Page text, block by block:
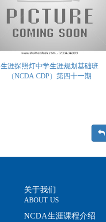
生涯探照灯中学生涯规划基础班
（NCDA CDP）第四十一期
关于我们
ABOUT US
NCDA生涯课程介绍